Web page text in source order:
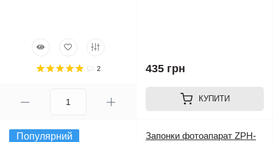
2 435 грн
КУПИТИ
Популярний
Запонки фотоапарат ZPH-